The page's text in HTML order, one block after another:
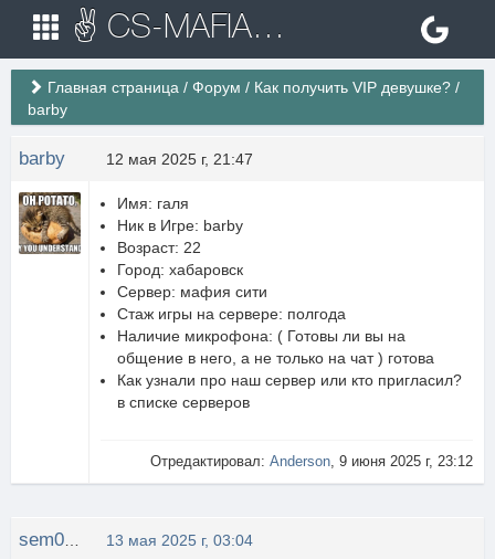
✌ CS-MAFIA.RU ✌ Игровые сервера Counter Strike 1.6
Главная страница / Форум / Как получить VIP девушке? /
barby
barby 12 мая 2025 г, 21:47
Имя: галя
Ник в Игре: barby
Возраст: 22
Город: хабаровск
Сервер: мафия сити
Стаж игры на сервере: полгода
Наличие микрофона: ( Готовы ли вы на
общение в него, а не только на чат ) готова
Как узнали про наш сервер или кто пригласил?
в списке серверов
Отредактировал: Anderson, 9 июня 2025 г, 23:12
13 мая 2025 г, 03:04